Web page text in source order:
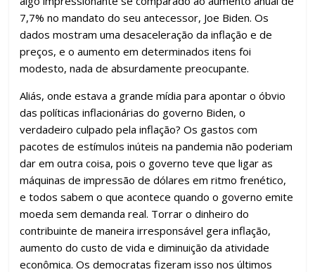
7,7% no mandato do seu antecessor, Joe Biden. Os
dados mostram uma desaceleração da inflação e de
preços, e o aumento em determinados itens foi
modesto, nada de absurdamente preocupante.
Aliás, onde estava a grande mídia para apontar o óbvio
das políticas inflacionárias do governo Biden, o
verdadeiro culpado pela inflação? Os gastos com
pacotes de estímulos inúteis na pandemia não poderiam
dar em outra coisa, pois o governo teve que ligar as
máquinas de impressão de dólares em ritmo frenético,
e todos sabem o que acontece quando o governo emite
moeda sem demanda real. Torrar o dinheiro do
contribuinte de maneira irresponsável gera inflação,
aumento do custo de vida e diminuição da atividade
econômica. Os democratas fizeram isso nos últimos